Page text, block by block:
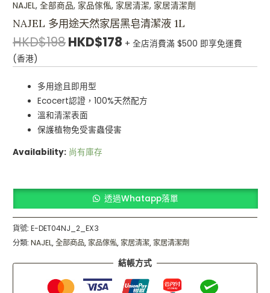
NAJEL,全部商品, 家品傢俬, 家居清潔, 家居清潔劑
NAJEL 多用途天然家居黑皂清潔液 1L
HKD$198HKD$178 + 全店消費滿 $500 即享免運費
(香港)
多用途且即用型
Ecocert認證，100%天然配方
溫和清潔表面
保護植物免受害蟲侵害
Availability: 尚有庫存
透過Whatapp落單
貨號:E-DET04NJ_2_EX3
分類:NAJEL,全部商品, 家品傢俬, 家居清潔, 家居清潔劑
結帳方式